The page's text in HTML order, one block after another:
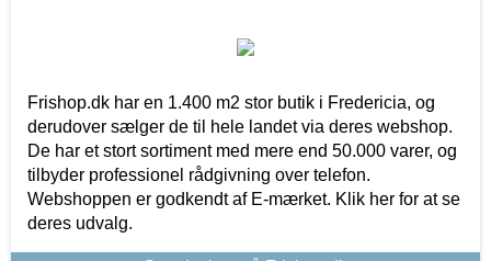
Frishop.dk har en 1.400 m2 stor butik i Fredericia, og
derudover sælger de til hele landet via deres webshop.
De har et stort sortiment med mere end 50.000 varer, og
tilbyder professionel rådgivning over telefon.
Webshoppen er godkendt af E-mærket. Klik her for at se
deres udvalg.